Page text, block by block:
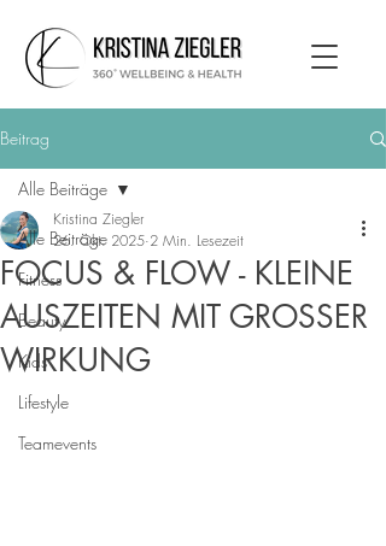
Beitrag
Alle Beiträge
Fitness
Beauty
Kids
Lifestyle
Teamevents
Alle Beiträge
FOCUS & FLOW - KLEINE
AUSZEITEN MIT GROSSER
WIRKUNG
Kristina Ziegler
26. Okt. 2025 2 Min. Lesezeit